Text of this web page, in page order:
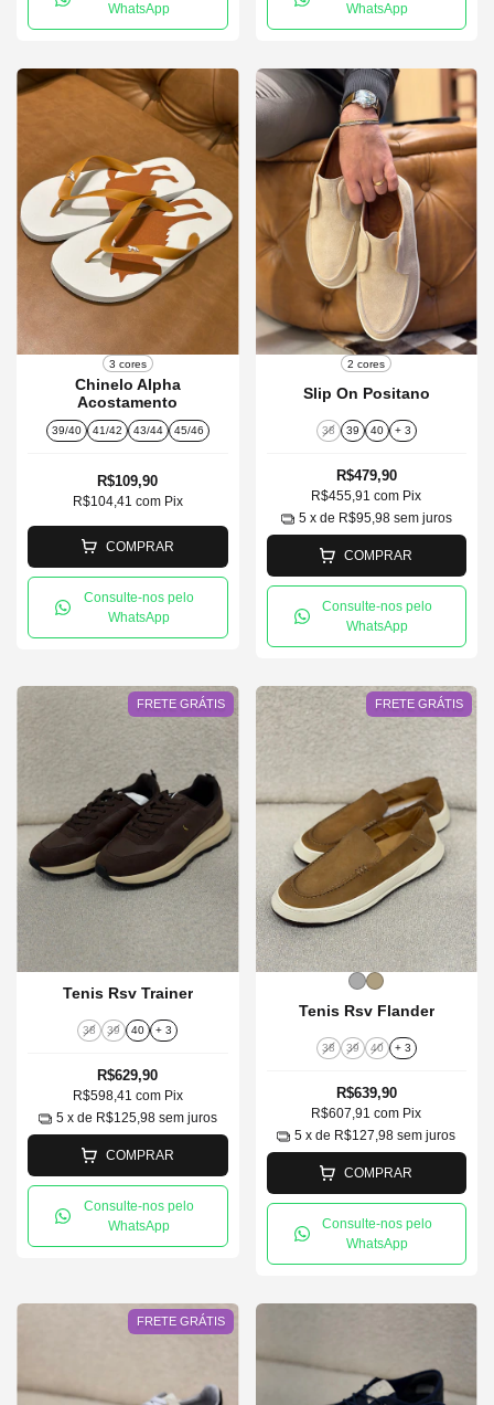
WhatsApp
WhatsApp
3 cores
Chinelo Alpha
Acostamento
39/40 41/42 43/44 45/46
R$109,90
R$104,41 com Pix
COMPRAR
Consulte-nos pelo
WhatsApp
2 cores
Slip On Positano
38 39 40 + 3
R$479,90
R$455,91com Pix
5 x de R$95,98 sem juros
COMPRAR
Consulte-nos pelo
WhatsApp
FRETE GRÁTIS
Tenis Rsv Trainer
38 39 40 + 3
R$629,90
R$598,41 com Pix
5 x de R$125,98 sem juros
COMPRAR
Consulte-nos pelo
WhatsApp
FRETE GRÁTIS
Tenis Rsv Flander
38 39 40 + 3
R$639,90
R$607,91com Pix
5 x de R$127,98 sem juros
COMPRAR
Consulte-nos pelo
WhatsApp
FRETE GRÁTIS